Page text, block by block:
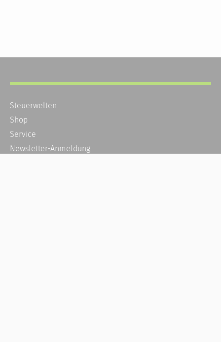
Steuerwelten
Shop
Service
Newsletter-Anmeldung